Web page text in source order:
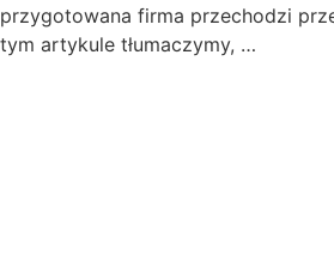
przygotowana firma przechodzi
tym artykule tłumaczymy, …